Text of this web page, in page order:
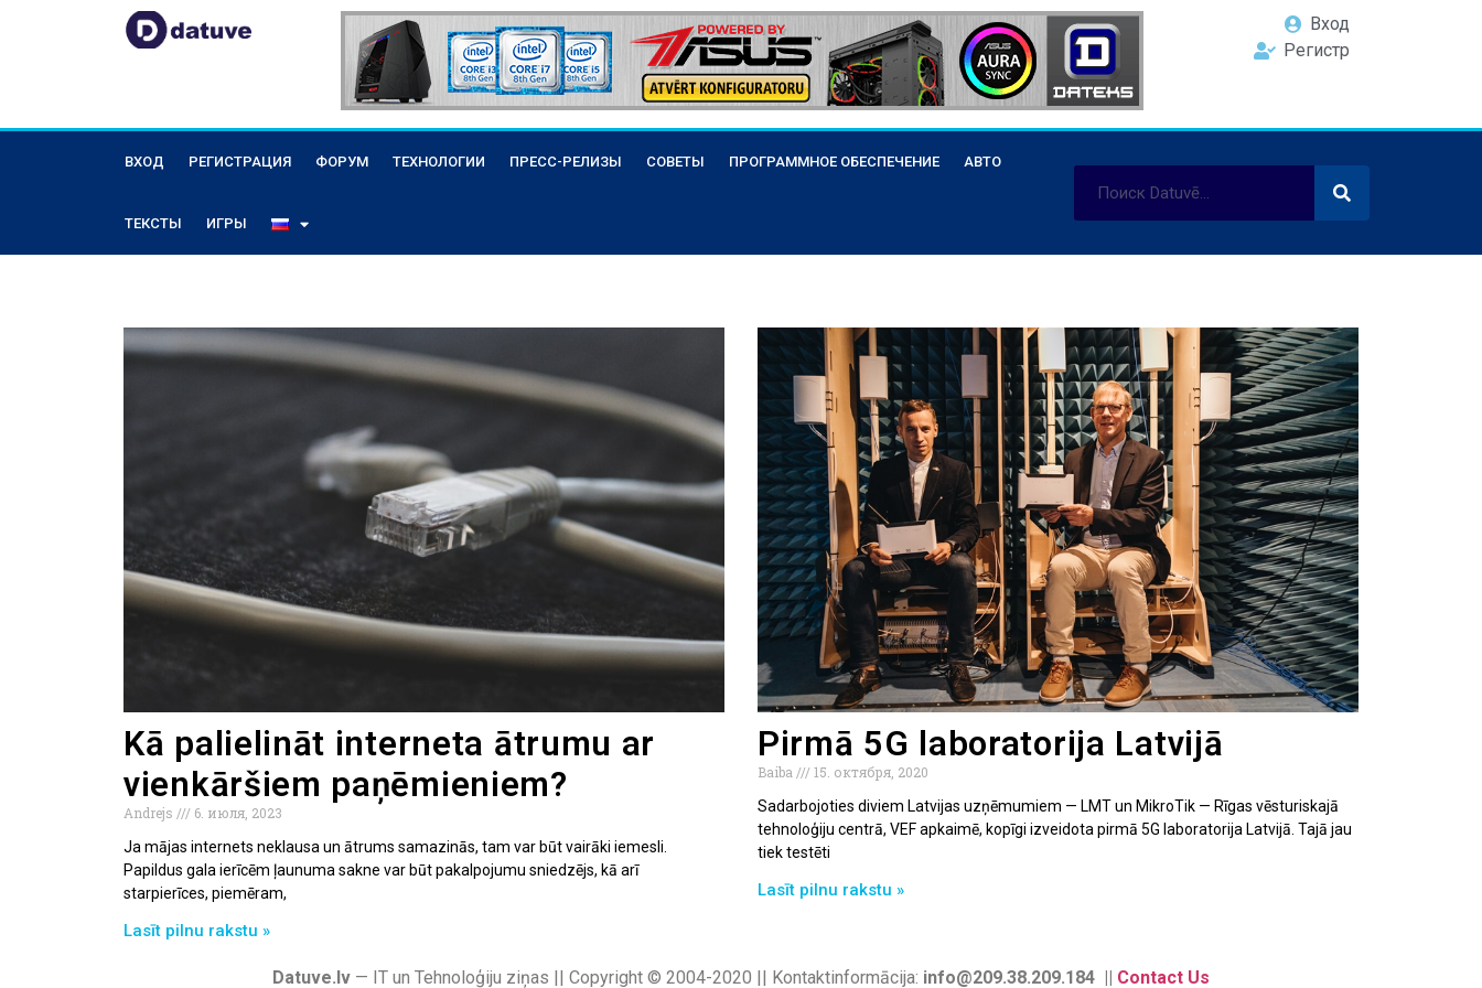
Вход
Регистр
ВХОД РЕГИСТРАЦИЯ ФОРУМ ТЕХНОЛОГИИ ПРЕСС-РЕЛИЗЫ СОВЕТЫ ПРОГРАММНОЕ ОБЕСПЕЧЕНИЕ АВТО
ТЕКСТЫ ИГРЫ
Kā palielināt interneta ātrumu ar
vienkāršiem paņēmieniem?
Andrejs
6. июля, 2023
Ja mājas internets neklausa un ātrums samazinās, tam var būt vairāki iemesli.
Papildus gala ierīcēm ļaunuma sakne var būt pakalpojumu sniedzējs, kā arī
starpierīces, piemēram,
Lasīt pilnu rakstu »
Pirmā 5G laboratorija Latvijā
Baiba
15. октября, 2020
Sadarbojoties diviem Latvijas uzņēmumiem — LMT un MikroTik — Rīgas vēsturiskajā
tehnoloģiju centrā, VEF apkaimē, kopīgi izveidota pirmā 5G laboratorija Latvijā. Tajā jau
tiek testēti
Lasīt pilnu rakstu »
Datuve.lv — IT un Tehnoloģiju ziņas || Copyright © 2004-2020 || Kontaktinformācija: info@209.38.209.184 || Contact Us